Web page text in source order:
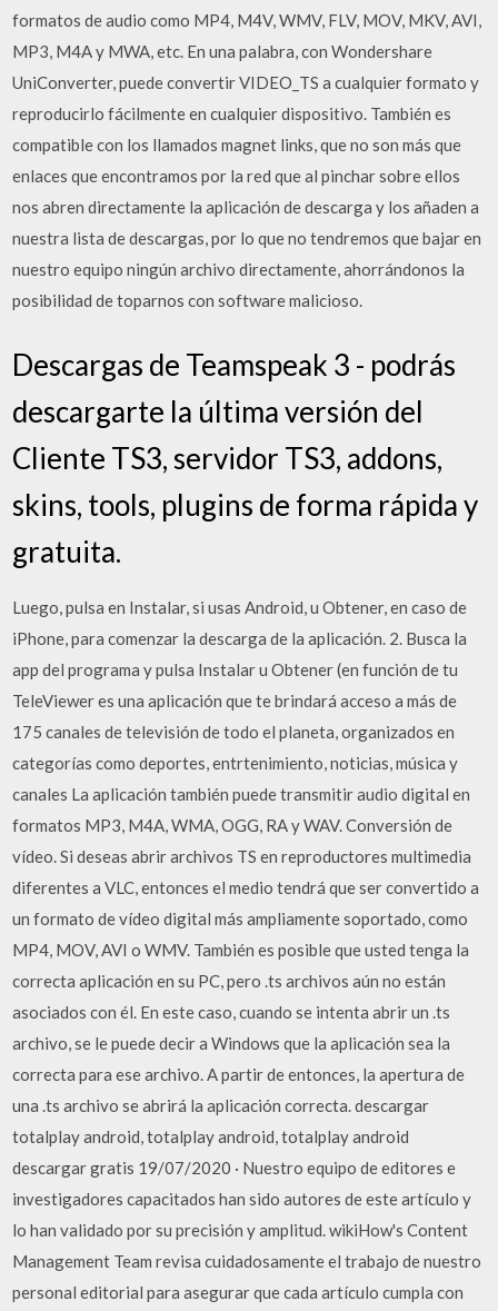
formatos de audio como MP4, M4V, WMV, FLV, MOV, MKV, AVI,
MP3, M4A y MWA, etc. En una palabra, con Wondershare
UniConverter, puede convertir VIDEO_TS a cualquier formato y
reproducirlo fácilmente en cualquier dispositivo. También es
compatible con los llamados magnet links, que no son más que
enlaces que encontramos por la red que al pinchar sobre ellos
nos abren directamente la aplicación de descarga y los añaden a
nuestra lista de descargas, por lo que no tendremos que bajar en
nuestro equipo ningún archivo directamente, ahorrándonos la
posibilidad de toparnos con software malicioso.
Descargas de Teamspeak 3 - podrás
descargarte la última versión del
Cliente TS3, servidor TS3, addons,
skins, tools, plugins de forma rápida y
gratuita.
Luego, pulsa en Instalar, si usas Android, u Obtener, en caso de
iPhone, para comenzar la descarga de la aplicación. 2. Busca la
app del programa y pulsa Instalar u Obtener (en función de tu
TeleViewer es una aplicación que te brindará acceso a más de
175 canales de televisión de todo el planeta, organizados en
categorías como deportes, entrtenimiento, noticias, música y
canales La aplicación también puede transmitir audio digital en
formatos MP3, M4A, WMA, OGG, RA y WAV. Conversión de
vídeo. Si deseas abrir archivos TS en reproductores multimedia
diferentes a VLC, entonces el medio tendrá que ser convertido a
un formato de vídeo digital más ampliamente soportado, como
MP4, MOV, AVI o WMV. También es posible que usted tenga la
correcta aplicación en su PC, pero .ts archivos aún no están
asociados con él. En este caso, cuando se intenta abrir un .ts
archivo, se le puede decir a Windows que la aplicación sea la
correcta para ese archivo. A partir de entonces, la apertura de
una .ts archivo se abrirá la aplicación correcta. descargar
totalplay android, totalplay android, totalplay android
descargar gratis 19/07/2020 · Nuestro equipo de editores e
investigadores capacitados han sido autores de este artículo y
lo han validado por su precisión y amplitud. wikiHow's Content
Management Team revisa cuidadosamente el trabajo de nuestro
personal editorial para asegurar que cada artículo cumpla con